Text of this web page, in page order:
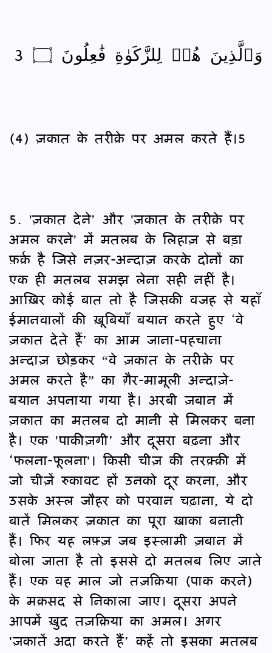
وَٱلَّذِينَ هُمۡ لِلزَّكَوٰةِ فَٰعِلُونَ ۝ 3
(4) ज़कात के तरीक़े पर अमल करते हैं।5
5. 'ज़कात देने’ और 'ज़कात के तरीक़े पर
अमल करने' में मतलब के लिहाज़ से बड़ा
फ़र्क़ है जिसे नज़र-अन्दाज़ करके दोनों का
एक ही मतलब समझ लेना सही नहीं है।
आख़िर कोई बात तो है जिसकी वजह से यहाँ
ईमानवालों की ख़ूबियाँ बयान करते हुए ‘वे
ज़कात देते हैं’ का आम जाना-पहचाना
अन्दाज़ छोड़कर “वे ज़कात के तरीक़े पर
अमल करते है” का ग़ैर-मामूली अन्दाज़े-
बयान अपनाया गया है। अरबी ज़बान में
ज़कात का मतलब दो मानी से मिलकर बना
है। एक 'पाकीज़गी’ और दूसरा बढ़ना और
‘फलना-फूलना'। किसी चीज़ की तरक़्क़ी में
जो चीज़ें रुकावट हों उनको दूर करना, और
उसके अस्ल जौहर को परवान चढ़ाना, ये दो
बातें मिलकर ज़कात का पूरा ख़ाका बनाती
हैं। फिर यह लफ़्ज़ जब इस्लामी ज़बान में
बोला जाता है तो इससे दो मतलब लिए जाते
हैं। एक वह माल जो तज़क़िया (पाक करने)
के मक़सद से निकाला जाए। दूसरा अपने
आपमें ख़ुद तज़क़िया का अमल। अगर
'ज़कातें अदा करते हैं’ कहें तो इसका मतलब